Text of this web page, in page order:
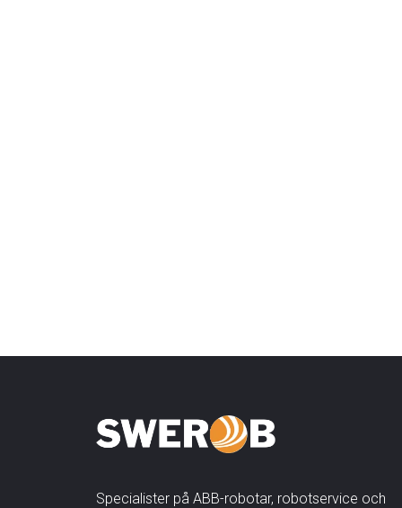
Specialister på ABB-robotar, robotservice och